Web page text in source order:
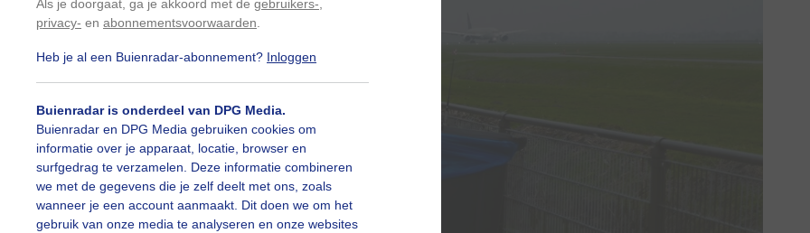
Als je doorgaat, ga je akkoord met de gebruikers-
privacy- en abonnementsvoorwaarden
Heb je al een Buienradar-abonnement? Inloggen
Buienradar is onderdeel van DPG Media.
Buienradar en DPG Media gebruiken cookies om
informatie over je apparaat, locatie, browser en
surfgedrag te verzamelen. Deze informatie combineren
we met de gegevens die je zelf deelt met ons, zoals
wanneer je een account aanmaakt. Dit doen we om het
gebruik van onze media te analyseren en onze websites
Gebruik je Safari en wil je niet elke dag deze pop-up
Klikhierom dit aan te passen